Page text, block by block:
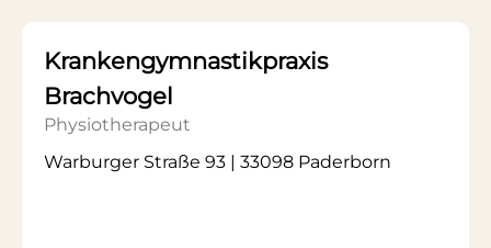
Krankengymnastikpraxis
Brachvogel
Physiotherapeut
Warburger Straße 93 | 33098 Paderborn